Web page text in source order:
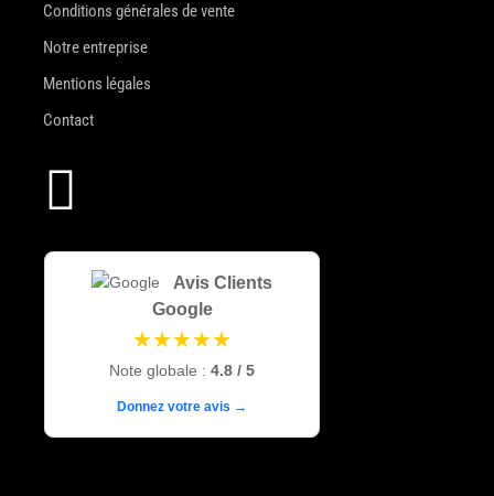
Conditions générales de vente
Notre entreprise
Mentions légales
Contact

Avis Clients
Google
★★★★★
Note globale : 4.8 / 5
Donnez votre avis →